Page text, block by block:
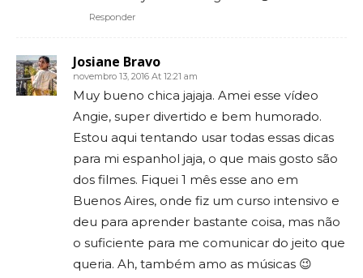
Responder
Josiane Bravo
novembro 13, 2016 At 12:21 am
Muy bueno chica jajaja. Amei esse vídeo
Angie, super divertido e bem humorado.
Estou aqui tentando usar todas essas dicas
para mi espanhol jaja, o que mais gosto são
dos filmes. Fiquei 1 mês esse ano em
Buenos Aires, onde fiz um curso intensivo e
deu para aprender bastante coisa, mas não
o suficiente para me comunicar do jeito que
queria. Ah, também amo as músicas 😉